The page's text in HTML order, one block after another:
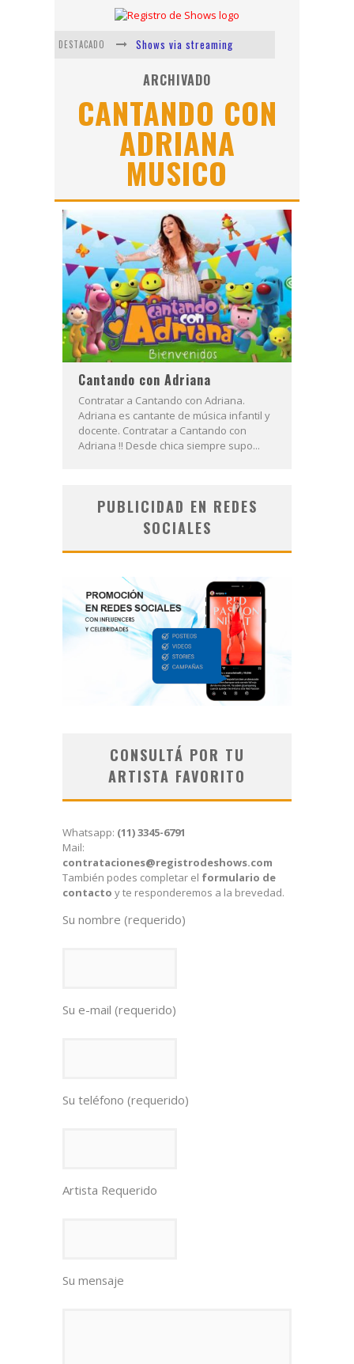
DESTACADO
Shows via streaming
Lit Killah
Nicki Nicole
Duki
Vi Em
Los Ángeles Azules
ARCHIVADO
CANTANDO CON
ADRIANA
MUSICO
Cantando con Adriana
Contratar a Cantando con Adriana.
Adriana es cantante de música infantil y
docente. Contratar a Cantando con
Adriana !! Desde chica siempre supo...
PUBLICIDAD EN REDES
SOCIALES
CONSULTÁ POR TU
ARTISTA FAVORITO
Whatsapp: (11) 3345-6791
Mail:
contrataciones@registrodeshows.com
También podes completar el formulario de
contacto y te responderemos a la brevedad.
Su nombre (requerido)
Su e-mail (requerido)
Su teléfono (requerido)
Artista Requerido
Su mensaje